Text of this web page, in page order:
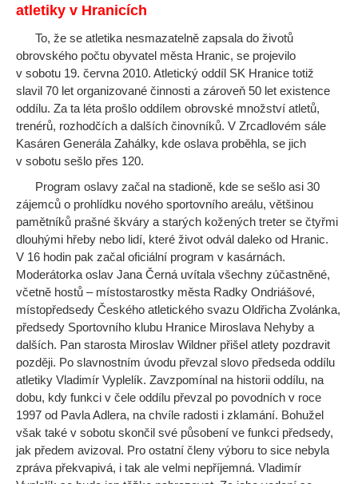
atletiky v Hranicích
To, že se atletika nesmazatelně zapsala do životů
obrovského počtu obyvatel města Hranic, se projevilo
v sobotu 19. června 2010. Atletický oddíl SK Hranice totiž
slavil 70 let organizované činnosti a zároveň 50 let existence
oddílu. Za ta léta prošlo oddílem obrovské množství atletů,
trenérů, rozhodčích a dalších činovníků. V Zrcadlovém sále
Kasáren Generála Zahálky, kde oslava proběhla, se jich
v sobotu sešlo přes 120.
Program oslavy začal na stadioně, kde se sešlo asi 30
zájemců o prohlídku nového sportovního areálu, většinou
pamětníků prašné škváry a starých kožených treter se čtyřmi
dlouhými hřeby nebo lidí, které život odvál daleko od Hranic.
V 16 hodin pak začal oficiální program v kasárnách.
Moderátorka oslav Jana Černá uvítala všechny zúčastněné,
včetně hostů – místostarostky města Radky Ondriášové,
místopředsedy Českého atletického svazu Oldřicha Zvolánka,
předsedy Sportovního klubu Hranice Miroslava Nehyby a
dalších. Pan starosta Miroslav Wildner přišel atlety pozdravit
později. Po slavnostním úvodu převzal slovo předseda oddílu
atletiky Vladimír Vyplelík. Zavzpomínal na historii oddílu, na
dobu, kdy funkci v čele oddílu převzal po povodních v roce
1997 od Pavla Adlera, na chvíle radosti i zklamání. Bohužel
však také v sobotu skončil své působení ve funkci předsedy,
jak předem avizoval. Pro ostatní členy výboru to sice nebyla
zpráva překvapivá, i tak ale velmi nepříjemná. Vladimír